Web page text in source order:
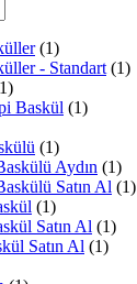
(1)
- Standart (1)
Baskül (1)
(1)
Aydın (1)
Satın Al (1)
(1)
Satın Al (1)
Satın Al (1)